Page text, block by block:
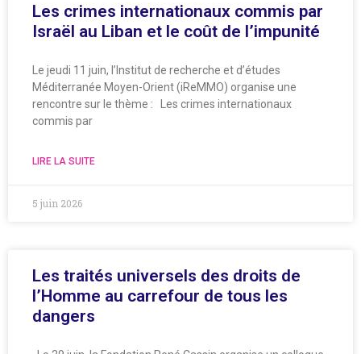
Les crimes internationaux commis par
Israël au Liban et le coût de l’impunité
Le jeudi 11 juin, l’Institut de recherche et d’études
Méditerranée Moyen-Orient (iReMMO) organise une
rencontre sur le thème : Les crimes internationaux
commis par
LIRE LA SUITE
5 juin 2026
Les traités universels des droits de
l’Homme au carrefour de tous les
dangers